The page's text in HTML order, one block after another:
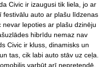
Civic ir izaugusi tik liela, jo ar
festivālu auto ar plašu līdzenas
lepoties ar plašu dzinēju
hibrīdu nemaz nav
Civic ir kluss, dinamisks un
tas, cik labi auto stāv uz ceļa.
varbūt arī nepretendē,